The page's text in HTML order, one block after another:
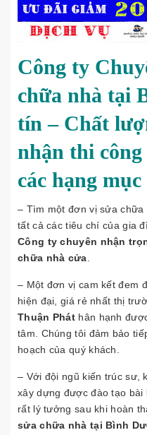
Công ty
chữa nhà tại
tín – Chất
nhận thi
các hạng
– Tìm một đơn vị sửa
tất cả các tiêu chí của gia
Công ty chuyên nhận
chữa nhà cửa
– Một đơn vị cam kết đem
hiện đại, giá rẻ nhất thị
Thuận Phát hân hạnh
tâm. Chúng tôi đảm bảo
hoạch của quý khách.
– Với đội ngũ kiến trúc sư,
xây dựng được đào tạo bài
rất lý tưởng sau khi hoàn
sửa chữa nhà tại Bình